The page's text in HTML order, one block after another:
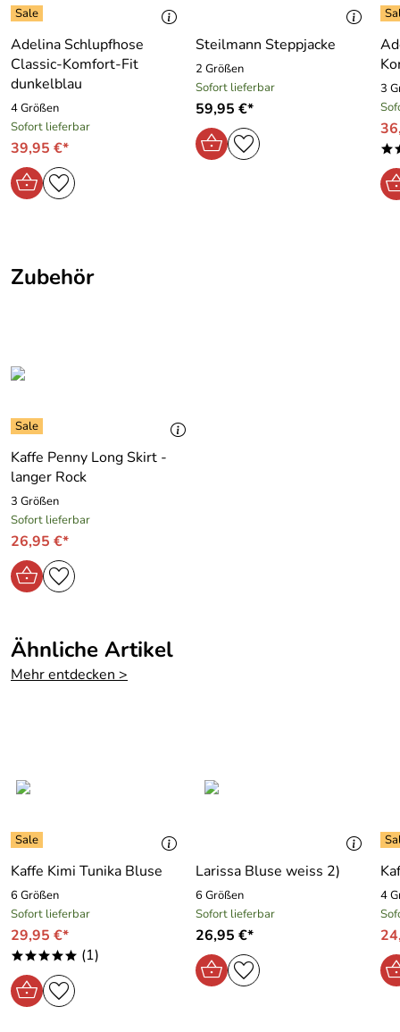
Taillierte Form, formschöner Kragen.
Material: 80% Polyester, 20 % Baumwolle, von links
waschen, 30 % Maschinenwäsche
Achtung! Viele unserer Kundinnen haben die Bluse eine
Nummer größer als normal gekauft !!!!!!
Adelina Schlupfhose
Classic-Komfort-Fit
dunkelblau
4 Größen
Sofort lieferbar
39,95 €*
Steilmann Steppjacke
2 Größen
Sofort lieferbar
59,95 €*
3
Zubehör
Kaffe Penny Long Skirt -
langer Rock
3 Größen
Sofort lieferbar
26,95 €*
Ähnliche Artikel
Mehr entdecken >
Kaffe Kimi Tunika Bluse
6 Größen
Sofort lieferbar
29,95 €*
***** (1)
Larissa Bluse weiss 2)
6 Größen
Sofort lieferbar
26,95 €*
4